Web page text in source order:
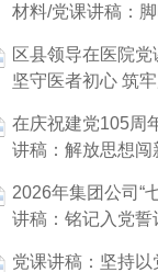
材料/党课讲稿：脚
区县领导在医院党
坚守医者初心 筑
在庆祝建党105周
讲稿：解放思想闯新路 实
2026年集团公司“
讲稿：铭记入党誓
党课讲稿：坚持以